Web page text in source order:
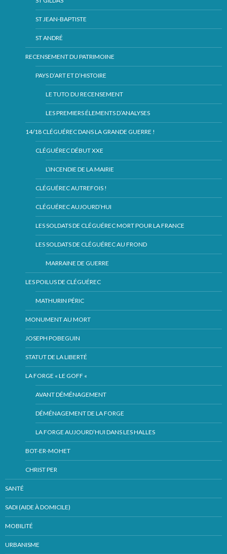
ST JEAN-BAPTISTE
ST ANDRÉ
RECENSEMENT DU PATRIMOINE
PAYS D’ART ET D’HISTOIRE
LE TUTO DU RECENSEMENT
LES PREMIERS ÉLEMENTS D’ANALYSES
14/18 CLÉGUÉREC DANS LA GRANDE GUERRE !
CLÉGUÉREC DÉBUT XXE
L’INCENDIE DE LA MAIRIE
CLÉGUÉREC AUTREFOIS !
CLÉGUÉREC AUJOURD’HUI
LES SOLDATS DE CLÉGUÉREC MORT POUR LA FRANCE
LES SOLDATS DE CLÉGUÉREC AU FROND
MARRAINE DE GUERRE
LES POILUS DE CLÉGUÉREC
MATHURIN PÉRIC
MONUMENT AU MORT
JOSEPH POBEGUIN
STATUT DE LA LIBERTÉ
LA FORGE « LE GOFF «
AVANT DÉMÉNAGEMENT
DÉMÉNAGEMENT DE LA FORGE
LA FORGE AUJOURD’HUI DANS LES HALLES
BOT-ER-MOHET
CHRIST PER
SANTÉ
SADI (AIDE À DOMICILE)
MOBILITÉ
URBANISME